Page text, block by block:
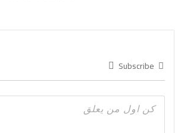
Subscribe